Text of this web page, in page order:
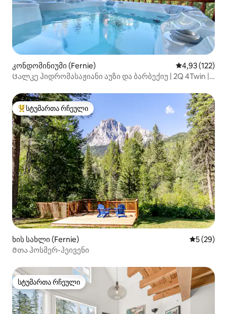
კონდომინიუმი (Fernie) საშუალო
4,93 (122)
Ცალკე ჰიდრომასაჟიანი აუზი და ბარბექიუ | 2Q 4Twin |
სტუმართა რჩეული მოწინავე ვარიანტი
სტუმართა რჩეული
ხის სახლი (Fernie) საშუალო
5 (29)
Მთა ჰოსმერ-ჰეივენი
სტუმართა რჩეული
სტუმართა რჩეული